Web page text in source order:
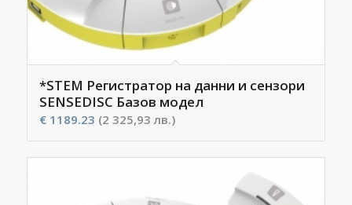
*STEM Регистратор на данни и сензори
SENSEDISC Базов модел
€1189.23 (2 325,93 лв.)